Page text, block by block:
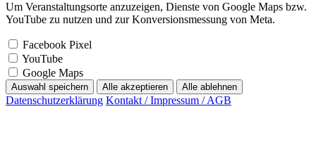
Um Veranstaltungsorte anzuzeigen, Dienste von Google Maps bzw.
YouTube zu nutzen und zur Konversionsmessung von Meta.
Facebook Pixel
YouTube
Google Maps
Auswahl speichern Alle akzeptieren Alle ablehnen
Datenschutzerklärung Kontakt / Impressum / AGB